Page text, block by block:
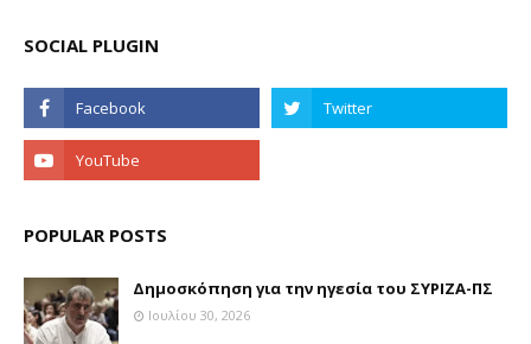
SOCIAL PLUGIN
POPULAR POSTS
Δημοσκόπηση για την ηγεσία του ΣΥΡΙΖΑ-ΠΣ
Ιουλίου 30, 2026